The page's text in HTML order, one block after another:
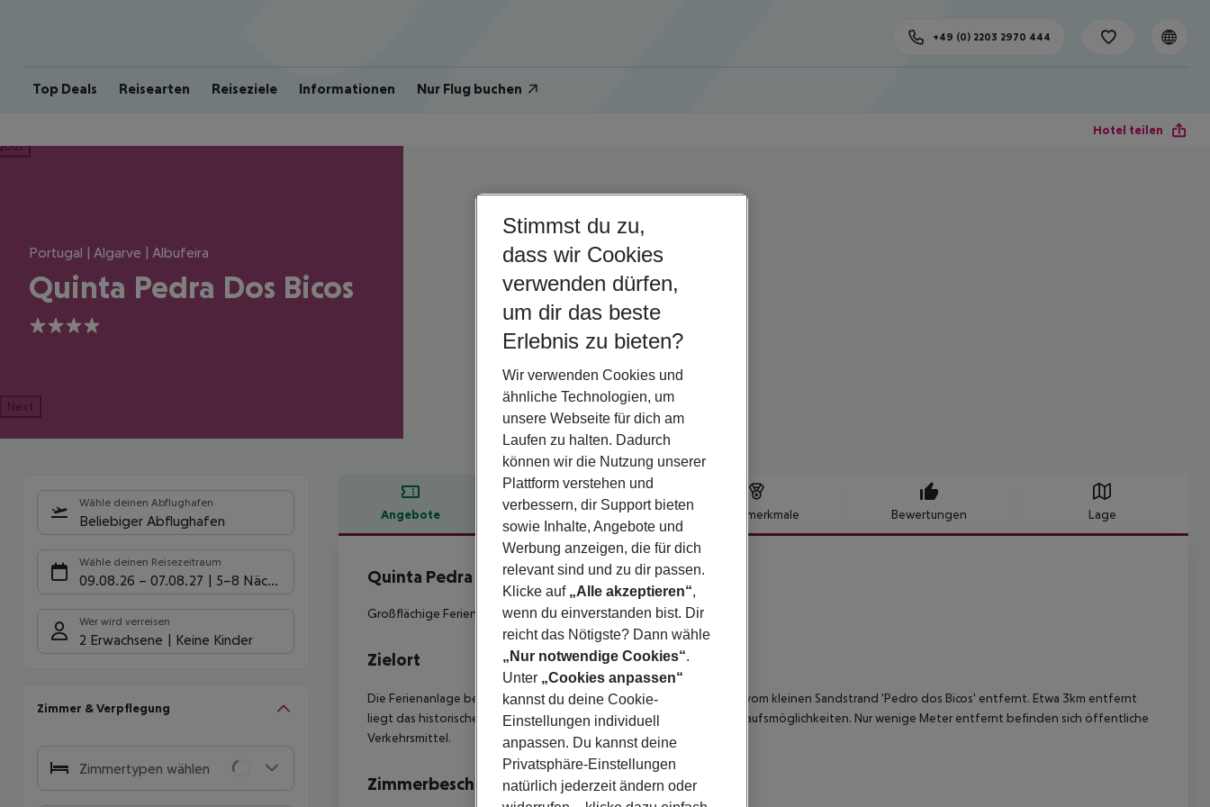
Top Deals Reisearten Reiseziele Informationen Nur Flug buchen
+49 (0) 2203 2970 444
Hotel teilen
Portugal | Algarve | Albufeira
Quinta Pedra Dos Bicos
4
Next
Wähle deinen Abflughafen
Beliebiger Abflughafen
Wähle deinen Reisezeitraum
09.08.26 – 07.08.27 5-8 Nächte
Wer wird verreisen
2 Erwachsene Keine Kinder
Zimmer & Verpflegung
Zimmertypen wählen
Angebote Hotelbeschreibung Hotelmerkmale Bewertungen Lage
Hotelbeschreibung
Quinta Pedra Dos Bicos
4
Großflächige Ferienanlage an der Algarve mit Strandnähe!
Zielort
Die Ferienanlage befindet sich auf einem kleinen Hügel, etwa 100m vom kleinen Sandstrand 'Pedro dos Bicos' entfernt. Etwa 3km entfernt
liegt das historische Zentrum Albufeiras mit Unterhaltungs- und Einkaufsmöglichkeiten. Nur wenige Meter entfernt befinden sich öffentliche
Verkehrsmittel.
Zimmerbeschreibung
Stimmst du zu,
dass wir Cookies
verwenden dürfen,
um dir das beste
Erlebnis zu bieten?
Wir verwenden Cookies und
ähnliche Technologien, um
unsere Webseite für dich am
Laufen zu halten. Dadurch
können wir die Nutzung unserer
Plattform verstehen und
verbessern, dir Support bieten
sowie Inhalte, Angebote und
Werbung anzeigen, die für dich
relevant sind und zu dir passen.
Klicke auf „Alle akzeptieren“,
wenn du einverstanden bist. Dir
reicht das Nötigste? Dann wähle
„Nur notwendige Cookies“.
Unter „Cookies anpassen“
kannst du deine Cookie-
Einstellungen individuell
anpassen. Du kannst deine
Privatsphäre-Einstellungen
natürlich jederzeit ändern oder